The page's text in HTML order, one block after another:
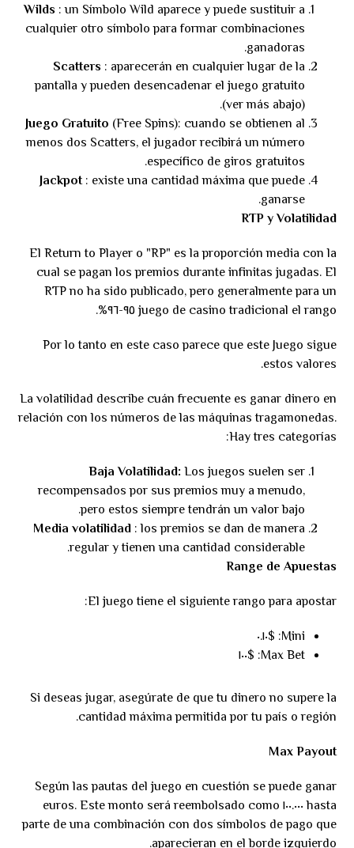
Wilds : un Símbolo Wild aparece y puede sustituir a
cualquier otro símbolo para formar combinaciones
ganadoras.
Scatters : aparecerán en cualquier lugar de la
pantalla y pueden desencadenar el juego gratuito
(ver más abajo).
Juego Gratuito (Free Spins): cuando se obtienen al
menos dos Scatters, el jugador recibirá un número
específico de giros gratuitos.
Jackpot: existe una cantidad máxima que puede
ganarse.
RTP y Volatilidad
El Return to Player o "RP" es la proporción media con la
cual se pagan los premios durante infinitas jugadas. El
RTP no ha sido publicado, pero generalmente para un
juego de casino tradicional el rango ٩٥-٩٦%.
Por lo tanto en este caso parece que este Juego sigue
estos valores.
La volatilidad describe cuán frecuente es ganar dinero en
relación con los números de las máquinas tragamonedas.
Hay tres categorías:
Baja Volatilidad: Los juegos suelen ser
recompensados por sus premios muy a menudo,
pero estos siempre tendrán un valor bajo.
Media volatilidad : los premios se dan de manera
regular y tienen una cantidad considerable.
Range de Apuestas
El juego tiene el siguiente rango para apostar:
Mini: $٠.١٠
Max Bet: $١٠٠
Si deseas jugar, asegúrate de que tu dinero no supere la
cantidad máxima permitida por tu país o región.
Max Payout
Según las pautas del juego en cuestión se puede ganar
hasta ١٠٠.٠٠٠ euros. Este monto será reembolsado como
parte de una combinación con dos símbolos de pago que